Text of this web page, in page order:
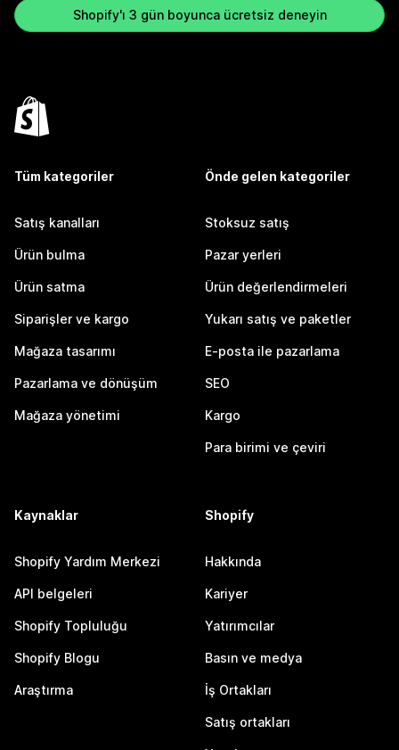
Shopify'ı 3 gün boyunca ücretsiz deneyin
Tüm kategoriler
Satış kanalları
Ürün bulma
Ürün satma
Siparişler ve kargo
Mağaza tasarımı
Pazarlama ve dönüşüm
Mağaza yönetimi
Önde gelen kategoriler
Stoksuz satış
Pazar yerleri
Ürün değerlendirmeleri
Yukarı satış ve paketler
E-posta ile pazarlama
SEO
Kargo
Para birimi ve çeviri
Kaynaklar
Shopify Yardım Merkezi
API belgeleri
Shopify Topluluğu
Shopify Blogu
Araştırma
Shopify
Hakkında
Kariyer
Yatırımcılar
Basın ve medya
İş Ortakları
Satış ortakları